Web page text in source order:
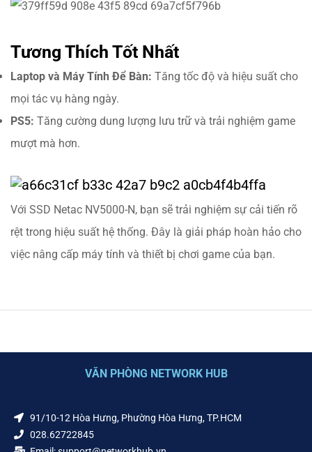
Tương Thích Tốt Nhất
Laptop và Máy Tính Để Bàn: Tăng tốc độ và hiệu suất cho
mọi tác vụ hàng ngày.
PS5: Tăng cường dung lượng lưu trữ và trải nghiệm game
mượt mà hơn.
Với SSD Netac NV5000-N, bạn sẽ trải nghiệm sự cải tiến rõ
rệt trong hiệu suất hệ thống. Đây là giải pháp hoàn hảo cho
việc nâng cấp máy tính và thiết bị chơi game của bạn.
VĂN PHÒNG NETWORK HUB
91/10-12 Hòa Hưng, Phường Hòa Hưng, TP.HCM
028.62722845